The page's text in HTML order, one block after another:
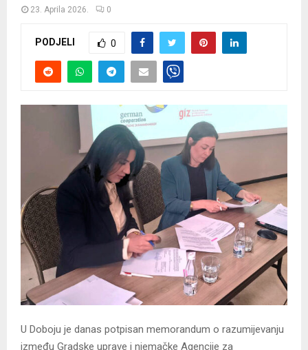
23. Aprila 2026. 0
PODJELI 0
U Doboju je danas potpisan memorandum o razumijevanju
između Gradske uprave i njemačke Agencije za